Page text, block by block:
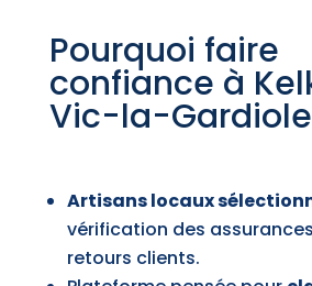
Pourquoi faire
confiance à
Vic-la-
Artisans locaux
vérification des
retours clients.